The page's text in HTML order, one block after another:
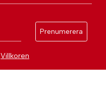
Prenumerera
Villkoren